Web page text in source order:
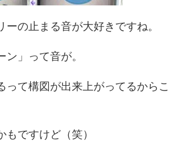
ーの止まる音が大好きですね。
」って音が。
って構図が出来上がってるからこ
ですけど（笑）